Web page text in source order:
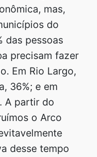
mas,
do
das pessoas
precisam fazer
Em Rio Largo,
36%; e em
A partir do
o Arco
desse tempo